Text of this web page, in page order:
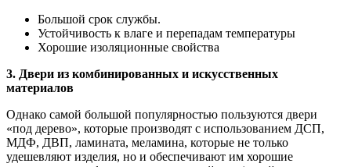
Большой срок службы.
Устойчивость к влаге и перепадам температуры
Хорошие изоляционные свойства
3. Двери из комбинированных и искусственных
материалов
Однако самой большой популярностью пользуются двери
«под дерево», которые производят с использованием ДСП,
МДФ, ДВП, ламината, меламина, которые не только
удешевляют изделия, но и обеспечивают им хорошие